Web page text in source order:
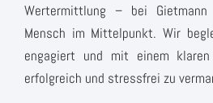
Wertermittlung – bei
Mensch im Mittelpunkt. Wir
engagiert und mit einem
erfolgreich und stressfrei zu